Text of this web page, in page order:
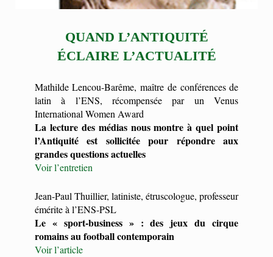
QUAND L’ANTIQUITÉ
ÉCLAIRE L’ACTUALITÉ
Mathilde Lencou-Barême, maître de conférences de
latin à l’ENS, récompensée par un Venus
International Women Award
La lecture des médias nous montre à quel point
l’Antiquité est sollicitée pour répondre aux
grandes questions actuelles
Voir l’entretien
Jean-Paul Thuillier, latiniste, étruscologue, professeur
émérite à l’ENS-PSL
Le « sport-business » : des jeux du cirque
romains au football contemporain
Voir l’article